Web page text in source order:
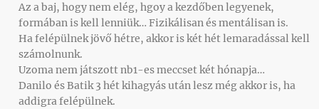
Az a baj, hogy nem elég, hgoy a kezdőben legyenek,
formában is kell lenniük… Fizikálisan és mentálisan is.
Ha felépülnek jövő hétre, akkor is két hét lemaradással kell
számolnunk.
Uzoma nem játszott nb1-es meccset két hónapja…
Danilo és Batik 3 hét kihagyás után lesz még akkor is, ha
addigra felépülnek.